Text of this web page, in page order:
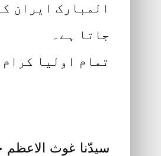
المبارک ایران
جاتا ہے۔
تمام اولیا
سیدّنا غوث الاعظم